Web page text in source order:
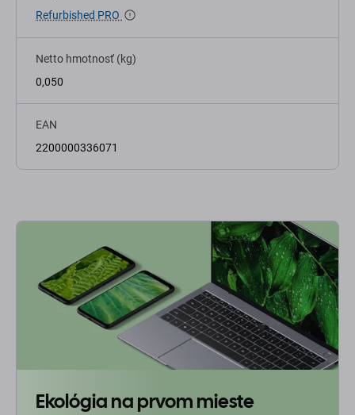
Refurbished PRO
Netto hmotnosť (kg)
0,050
EAN
2200000336071
Ekológia na prvom mieste